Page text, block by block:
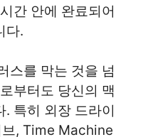
간 안에 완료되어
다.
스를 막는 것을 넘
부터도 당신의 맥
특히 외장 드라이
브, Time Machine